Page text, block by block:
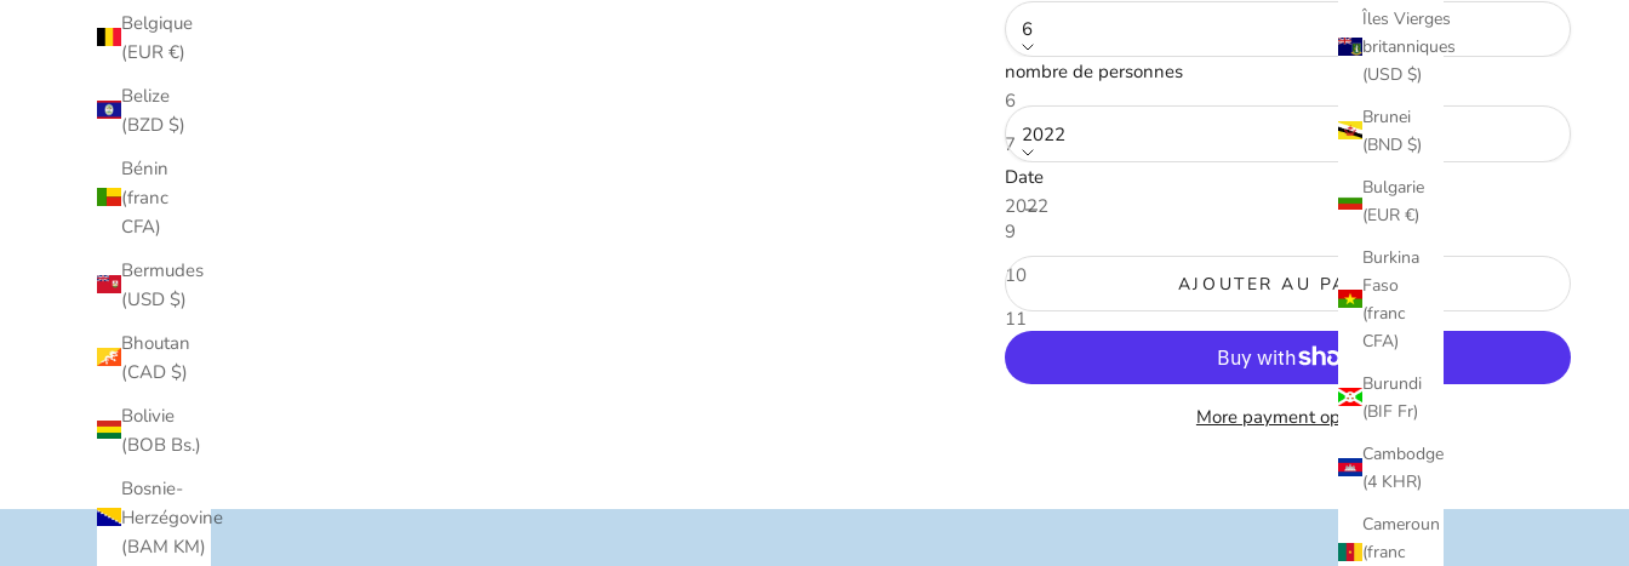
Îles Vierges
britanniques
(USD $)
Brunei
(BND $)
Bulgarie
(EUR €)
Burkina
Faso
(franc
CFA)
Burundi
(BIF Fr)
Cambodge
(4 KHR)
Cameroun
(franc
Belgique
(EUR €)
Belize
(BZD $)
Bénin
(franc
CFA)
Bermudes
(USD $)
Bhoutan
(CAD $)
Bolivie
(BOB Bs.)
Bosnie-
Herzégovine
(BAM KM)
6
nombre de personnes
6
7
8
9
10
11
12
Date :
2022
Date
2022
Réduire la quantité
AJOUTER AU PANIER
More payment options